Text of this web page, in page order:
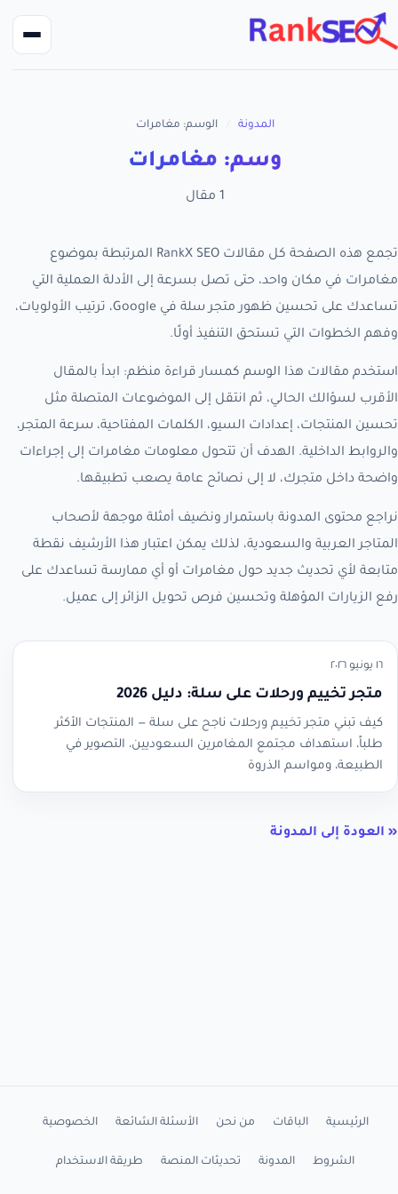
المدونة الوسم: مغامرات
وسم: مغامرات
1 مقال
تجمع هذه الصفحة كل مقالات RankX SEO المرتبطة بموضوع
مغامرات في مكان واحد، حتى تصل بسرعة إلى الأدلة العملية التي
تساعدك على تحسين ظهور متجر سلة في Google، ترتيب الأولويات،
وفهم الخطوات التي تستحق التنفيذ أولًا.
استخدم مقالات هذا الوسم كمسار قراءة منظم: ابدأ بالمقال
الأقرب لسؤالك الحالي، ثم انتقل إلى الموضوعات المتصلة مثل
تحسين المنتجات، إعدادات السيو، الكلمات المفتاحية، سرعة المتجر،
والروابط الداخلية. الهدف أن تتحول معلومات مغامرات إلى إجراءات
واضحة داخل متجرك، لا إلى نصائح عامة يصعب تطبيقها.
نراجع محتوى المدونة باستمرار ونضيف أمثلة موجهة لأصحاب
المتاجر العربية والسعودية، لذلك يمكن اعتبار هذا الأرشيف نقطة
متابعة لأي تحديث جديد حول مغامرات أو أي ممارسة تساعدك على
رفع الزيارات المؤهلة وتحسين فرص تحويل الزائر إلى عميل.
١٦ يونيو ٢٠٢٦
متجر تخييم ورحلات على سلة: دليل 2026
كيف تبني متجر تخييم ورحلات ناجح على سلة — المنتجات الأكثر
طلباً، استهداف مجتمع المغامرين السعوديين، التصوير في
الطبيعة، ومواسم الذروة
« العودة إلى المدونة
الرئيسية الباقات من نحن الأسئلة الشائعة الخصوصية
الشروط المدونة تحديثات المنصة طريقة الاستخدام